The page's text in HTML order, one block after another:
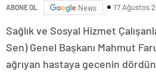
ABONE OL News 17 Ağustos
Sağlık ve Sosyal Hizmet
Sen) Genel Başkanı Mahmut
ağrıyan hastaya gecenin